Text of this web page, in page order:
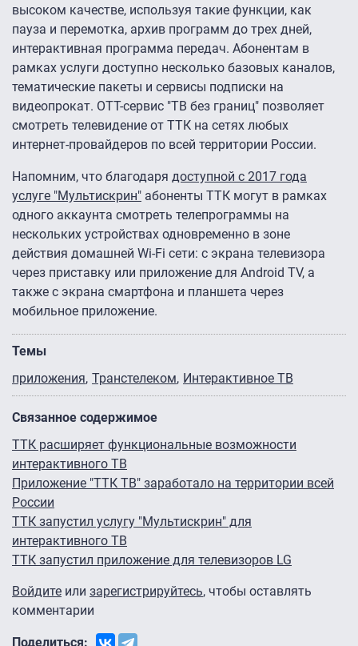
высоком качестве, используя такие функции, как
пауза и перемотка, архив программ до трех дней,
интерактивная программа передач. Абонентам в
рамках услуги доступно несколько базовых каналов,
тематические пакеты и сервисы подписки на
видеопрокат. ОТТ-сервис "ТВ без границ" позволяет
смотреть телевидение от ТТК на сетях любых
интернет-провайдеров по всей территории России.
Напомним, что благодаря доступной с 2017 года
услуге "Мультискрин" абоненты ТТК могут в рамках
одного аккаунта смотреть телепрограммы на
нескольких устройствах одновременно в зоне
действия домашней Wi-Fi сети: с экрана телевизора
через приставку или приложение для Android TV, а
также с экрана смартфона и планшета через
мобильное приложение.
Темы
приложения Транстелеком Интерактивное ТВ
Связанное содержимое
ТТК расширяет функциональные возможности
интерактивного ТВ
Приложение "ТТК ТВ" заработало на территории всей
России
ТТК запустил услугу "Мультискрин" для
интерактивного ТВ
ТТК запустил приложение для телевизоров LG
Войдите или зарегистрируйтесь, чтобы оставлять
комментарии
Поделиться: